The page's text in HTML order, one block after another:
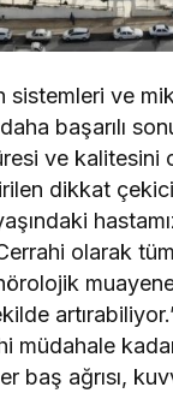
sistemleri ve
başarılı
ve kalitesini
dikkat
olarak tüm
müdahale
baş ağrısı,